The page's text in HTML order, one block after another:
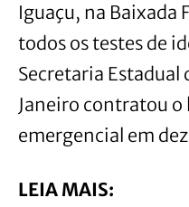
Iguaçu, na Baixada
todos os testes de
Secretaria Estadual
Janeiro contratou
emergencial em
LEIA MAIS: